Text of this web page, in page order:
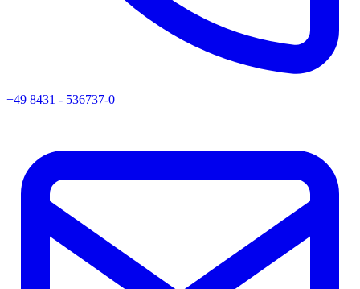
+49 8431 - 536737-0